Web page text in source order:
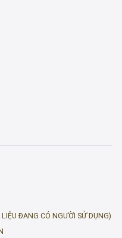
ĐANG CÓ NGƯỜI SỬ DỤNG)